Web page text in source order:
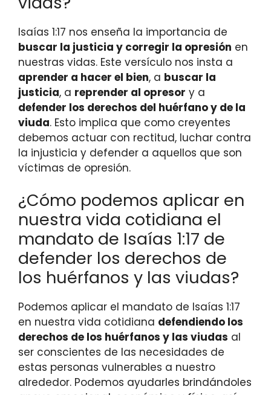
Isaías 1:17 nos enseña la importancia de
buscar la justicia y corregir la opresión en
nuestras vidas. Este versículo nos insta a
aprender a hacer el bien, a buscar la
justicia, a reprender al opresor y a
defender los derechos del huérfano y de la
viuda. Esto implica que como creyentes
debemos actuar con rectitud, luchar contra
la injusticia y defender a aquellos que son
víctimas de opresión.
¿Cómo podemos aplicar en
nuestra vida cotidiana el
mandato de Isaías 1:17 de
defender los derechos de
los huérfanos y las viudas?
Podemos aplicar el mandato de Isaías 1:17
en nuestra vida cotidiana defendiendo los
derechos de los huérfanos y las viudas al
ser conscientes de las necesidades de
estas personas vulnerables a nuestro
alrededor. Podemos ayudarles brindándoles